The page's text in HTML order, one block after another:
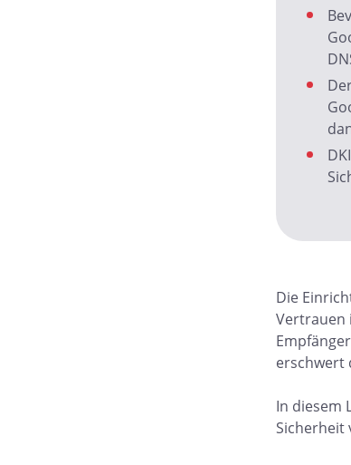
Die
Vertrauen
erschwert
In diesem
Sicherheit